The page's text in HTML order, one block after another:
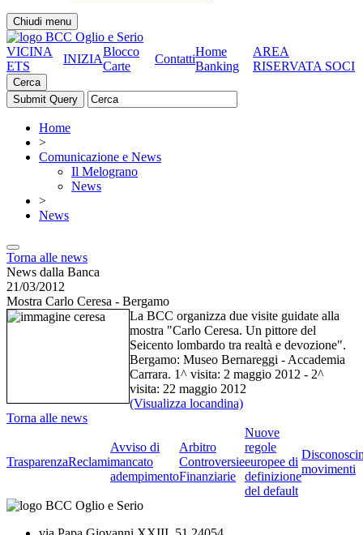
Chiudi menu
VICINA
ETS
INIZIA
Blocco
Carte
Contatti
Home
Banking
AREA
RISERVATA SOCI
Cerca
Home
>
Comunicazione e News
Il Melograno
News
>
News
Torna alle news
News dalla Banca
21/03/2012
Mostra Carlo Ceresa - Bergamo
La BCC organizza due visite guidate alla
mostra "Carlo Ceresa. Un pittore del
Seicento lombardo tra realtà e devozione".
Bergamo: Museo Bernareggi - Accademia
Carrara. 1^ visita: 2 maggio 2012 - 2^
visita: 22 maggio 2012
(Visualizza locandina)
Torna alle news
TrasparenzaReclami
Avviso di
mancato
adempimento
Arbitro
Controversie
Finanziarie
Nuove
regole
europee di
definizione
del default
movimenti